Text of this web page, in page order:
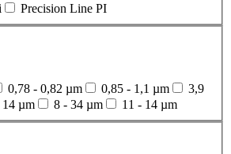
Precision Line PI
0,78 - 0,82 µm 0,85 - 1,1 µm
3,9
14 µm 8 - 34 µm 11 - 14 µm